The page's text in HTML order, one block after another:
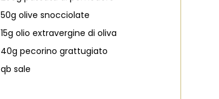
50g olive snocciolate
15g olio extravergine di oliva
40g pecorino grattugiato
qb sale